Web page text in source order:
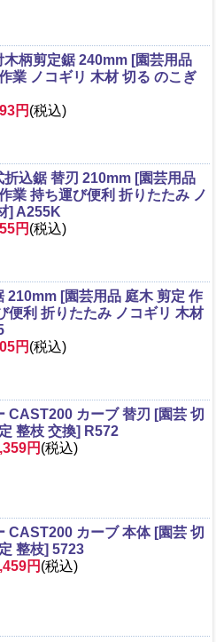
柄剪定鋸 240mm [園芸用品
業 ノコギリ 木材 切る のこぎ
円 (税込)
込鋸 替刃 210mm [園芸用品
業 持ち運び便利 折りたたみ ノ
] A255K
円 (税込)
210mm [園芸用品 庭木 剪定 作
便利 折りたたみ ノコギリ 木材
円 (税込)
CAST200 カーブ 替刃 [園芸 切
整枝 交換] R572
円 (税込)
CAST200 カーブ 本体 [園芸 切
整枝] 5723
円 (税込)